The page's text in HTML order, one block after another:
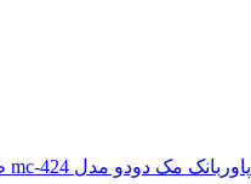
پاوربانک مک دودو مدل mc-424 ظرفیت 30000 میلی آمپر ساعت